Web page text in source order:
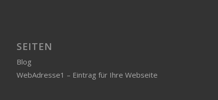
SEITEN
Blog
WebAdresse1 – Eintrag für Ihre Webseite